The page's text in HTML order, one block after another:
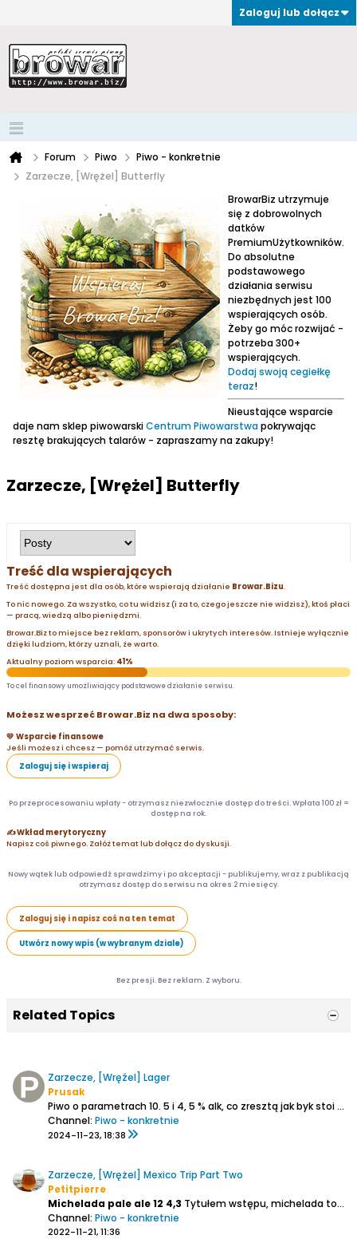
Zaloguj lub dołącz
Forum Piwo
Piwo - konkretnie
Zarzecze, [Wrężel] Butterfly
BrowarBiz utrzymuje
się z dobrowolnych
datków
PremiumUżytkowników.
Do absolutne
podstawowego
działania serwisu
niezbędnych jest 100
wspierających osób.
Żeby go móc rozwijać -
potrzeba 300+
wspierających.
Dodaj swoją cegiełkę
teraz!
Nieustające wsparcie
daje nam sklep piwowarskiCentrum Piwowarstwapokrywając
resztę brakujących talarów - zapraszamy na zakupy!
Zarzecze, [Wrężel] Butterfly
Treść dla wspierających
Treść dostępna jest dla osób, które wspierają działanie Browar.Bizu.
To nic nowego. Za wszystko, co tu widzisz (i za to, czego jeszcze nie widzisz), ktoś płaci
— pracą, wiedzą albo pieniędzmi.
Browar.Biz to miejsce bez reklam, sponsorów i ukrytych interesów. Istnieje wyłącznie
dzięki ludziom, którzy uznali, że warto.
Aktualny poziom wsparcia: 41%
To cel finansowy umożliwiający podstawowe działanie serwisu.
Możesz wesprzeć Browar.Biz na dwa sposoby:
💛 Wsparcie finansowe
Jeśli możesz i chcesz — pomóż utrzymać serwis.
Zaloguj się i wspieraj
Po przeprocesowaniu wpłaty - otrzymasz niezwłocznie dostęp do treści. Wpłata 100 zł =
dostęp na rok.
✍️ Wkład merytoryczny
Napisz coś piwnego. Załóż temat lub dołącz do dyskusji.
Nowy wątek lub odpowiedź sprawdzimy i po akceptacji - publikujemy, wraz z publikacją
otrzymasz dostęp do serwisu na okres 2 miesięcy.
Zaloguj się i napisz coś na ten temat
Utwórz nowy wpis (w wybranym dziale)
Bez presji. Bez reklam. Z wyboru.
Related Topics
Zarzecze, [Wręźel] Lager
Prusak
Piwo o parametrach 10. 5 i 4, 5 % alk, co zresztą jak byk stoi na etykiecie, co by każdy wiedział, z czym ma do czynienia.
Channel: Piwo - konkretnie
2024-11-23, 18:38
Zarzecze, [Wrężel] Mexico Trip Part Two
Petitpierre
Michelada pale ale 12 4,3 Tytułem wstępu, michelada to "moje zimne piwo" a w składzie ma być sól, tequila i tabasco. Dodatek soku pomidorowego to już Michelada con clamato albo Chavela. Dodatkowo do Chaveli używa się piwa jasnego, a do Michelady ciemnego.
Channel: Piwo - konkretnie
2022-11-21, 11:36